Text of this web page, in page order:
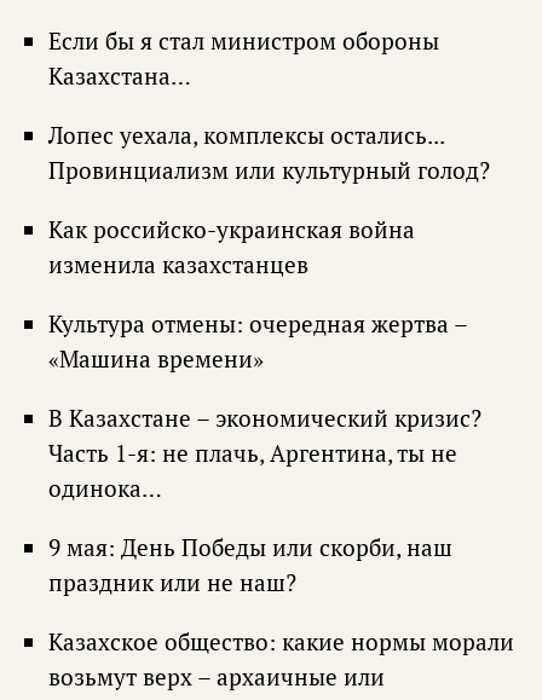
Если бы я стал министром обороны
Казахстана…
Лопес уехала, комплексы остались...
Провинциализм или культурный голод?
Как российско-украинская война
изменила казахстанцев
Культура отмены: очередная жертва –
«Машина времени»
В Казахстане – экономический кризис?
Часть 1-я: не плачь, Аргентина, ты не
одинока…
9 мая: День Победы или скорби, наш
праздник или не наш?
Казахское общество: какие нормы морали
возьмут верх – архаичные или